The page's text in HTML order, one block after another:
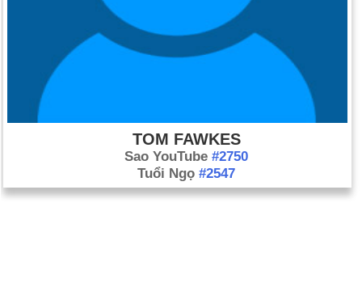
TOM FAWKES
Sao YouTube #2750
Tuổi Ngọ #2547